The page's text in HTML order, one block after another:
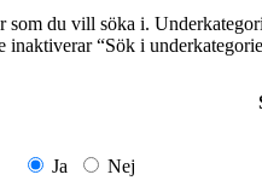
som du vill söka i.
inaktiverar “Sök i
Ja Nej